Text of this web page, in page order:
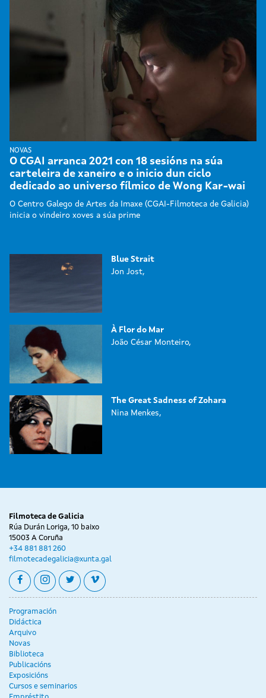
NOVAS
O CGAI arranca 2021 con 18 sesións na súa
carteleira de xaneiro e o inicio dun ciclo
dedicado ao universo fílmico de Wong Kar-wai
O Centro Galego de Artes da Imaxe (CGAI-Filmoteca de Galicia)
inicia o vindeiro xoves a súa prime
Blue Strait
Jon Jost,
À Flor do Mar
João César Monteiro,
The Great Sadness of Zohara
Nina Menkes,
Filmoteca de Galicia
Rúa Durán Loriga, 10 baixo
15003 A Coruña
+34 881 881 260
filmotecadegalicia@xunta.gal
facebookinstagram
twittervimeo
Programación
Didáctica
Arquivo
Novas
Biblioteca
Publicacións
Exposicións
Cursos e seminarios